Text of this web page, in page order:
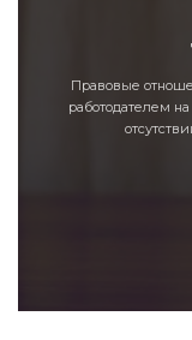
Правовые
работодателем